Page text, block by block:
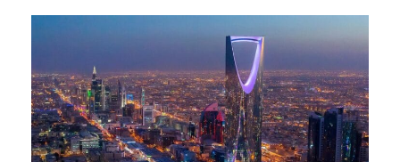
Durée du vol
Environ 6h30 depuis Paris
Décalage horaire